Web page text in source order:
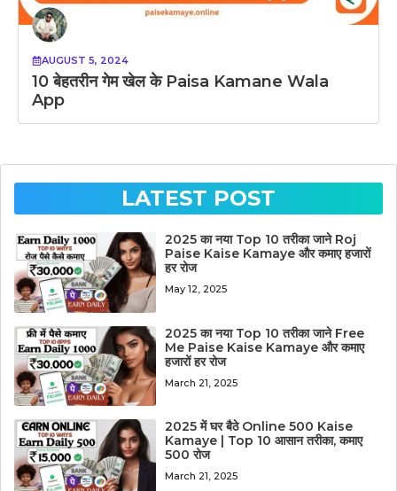
AUGUST 5, 2024
10 बेहतरीन गेम खेल के Paisa Kamane Wala
App
LATEST POST
2025 का नया Top 10 तरीका जाने Roj
Paise Kaise Kamaye और कमाए हजारों
हर रोज
May 12, 2025
2025 का नया Top 10 तरीका जाने Free
Me Paise Kaise Kamaye और कमाए
हजारों हर रोज
March 21, 2025
2025 में घर बैठे Online 500 Kaise
Kamaye | Top 10 आसान तरीका, कमाए
500 रोज
March 21, 2025